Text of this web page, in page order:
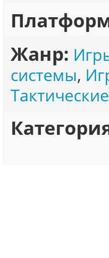
Жанр:
системы,